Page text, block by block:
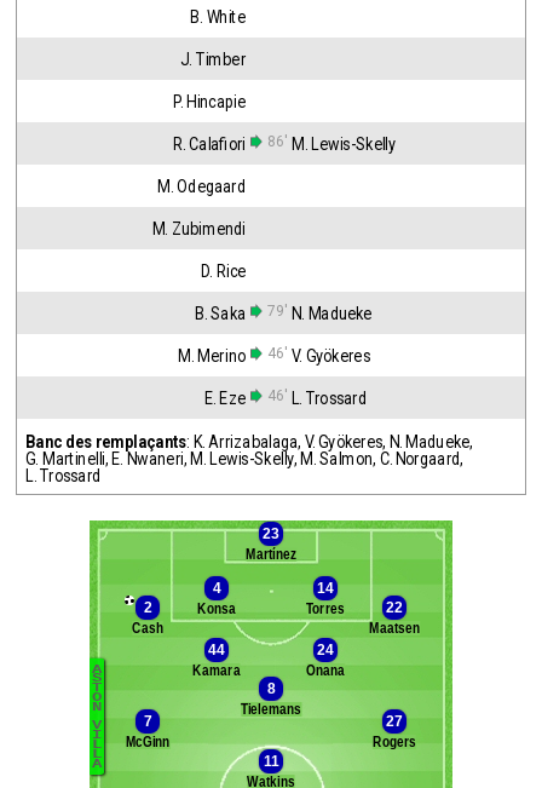
B. White
J. Timber
P. Hincapie
R. Calafiori 86' M. Lewis-Skelly
M. Odegaard
M. Zubimendi
D. Rice
B. Saka 79' N. Madueke
M. Merino 46' V. Gyökeres
E. Eze 46' L. Trossard
Banc des remplaçants: K. Arrizabalaga, V. Gyökeres, N. Madueke,
G. Martinelli, E. Nwaneri, M. Lewis-Skelly, M. Salmon, C. Norgaard,
L. Trossard